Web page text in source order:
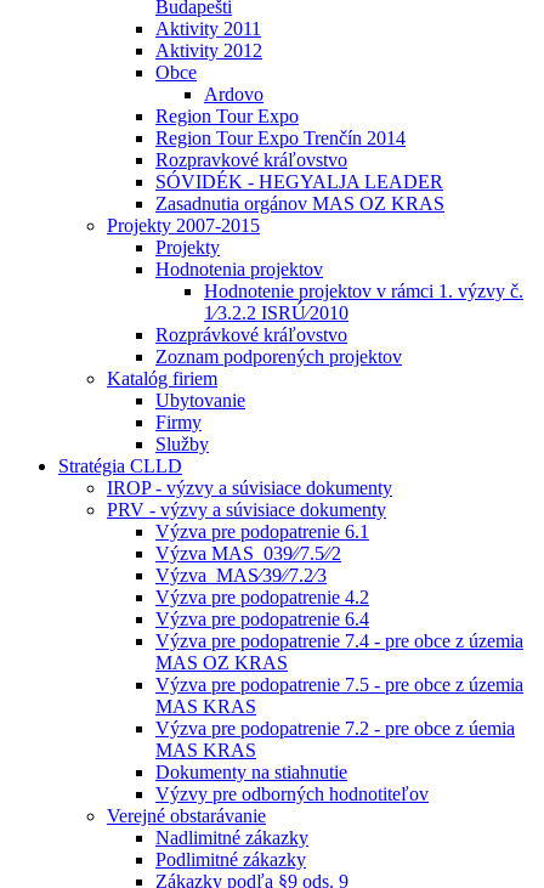
Budapešti
Aktivity 2011
Aktivity 2012
Obce
Ardovo
Region Tour Expo
Region Tour Expo Trenčín 2014
Rozpravkové kráľovstvo
SÓVIDÉK - HEGYALJA LEADER
Zasadnutia orgánov MAS OZ KRAS
Projekty 2007-2015
Projekty
Hodnotenia projektov
Hodnotenie projektov v rámci 1. výzvy č.
1⁄3.2.2 ISRÚ⁄2010
Rozprávkové kráľovstvo
Zoznam podporených projektov
Katalóg firiem
Ubytovanie
Firmy
Služby
Stratégia CLLD
IROP - výzvy a súvisiace dokumenty
PRV - výzvy a súvisiace dokumenty
Výzva pre podopatrenie 6.1
Výzva MAS_039⁄⁄7.5⁄⁄2
Výzva_MAS⁄39⁄⁄7.2⁄3
Výzva pre podopatrenie 4.2
Výzva pre podopatrenie 6.4
Výzva pre podopatrenie 7.4 - pre obce z územia
MAS OZ KRAS
Výzva pre podopatrenie 7.5 - pre obce z územia
MAS KRAS
Výzva pre podopatrenie 7.2 - pre obce z úemia
MAS KRAS
Dokumenty na stiahnutie
Výzvy pre odborných hodnotiteľov
Verejné obstarávanie
Nadlimitné zákazky
Podlimitné zákazky
Zákazky podľa §9 ods. 9